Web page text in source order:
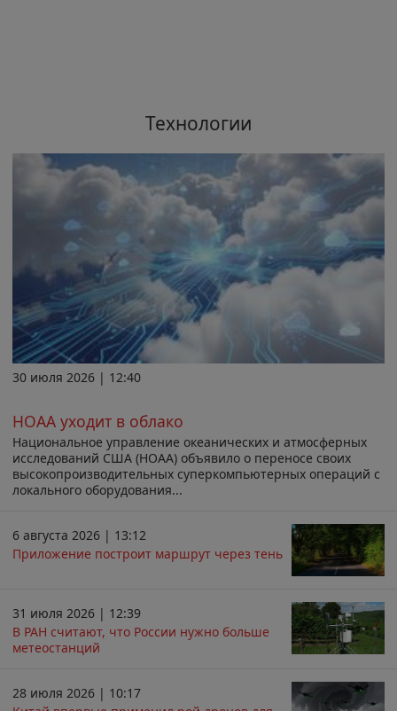
Технологии
30 июля 2026 | 12:40
НОАА уходит в облако
Национальное управление океанических и атмосферных
исследований США (НОАА) объявило о переносе своих
высокопроизводительных суперкомпьютерных операций с
локального оборудования...
6 августа 2026 | 13:12
Приложение построит маршрут через тень
31 июля 2026 | 12:39
В РАН считают, что России нужно больше
метеостанций
28 июля 2026 | 10:17